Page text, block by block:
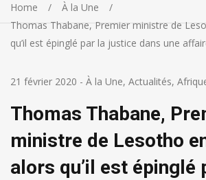
Home
À la Une
Thomas Thabane, Premier ministre de
qu’il est épinglé par la justice dans une
21 février 2020 - À la Une, Actualités,
Thomas Thabane,
ministre de Lesotho
alors qu’il est épinglé